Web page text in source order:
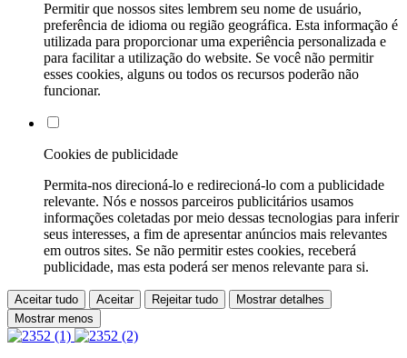
Permitir que nossos sites lembrem seu nome de usuário,
preferência de idioma ou região geográfica. Esta informação é
utilizada para proporcionar uma experiência personalizada e
para facilitar a utilização do website. Se você não permitir
esses cookies, alguns ou todos os recursos poderão não
funcionar.
Cookies de publicidade
Permita-nos direcioná-lo e redirecioná-lo com a publicidade
relevante. Nós e nossos parceiros publicitários usamos
informações coletadas por meio dessas tecnologias para inferir
seus interesses, a fim de apresentar anúncios mais relevantes
em outros sites. Se não permitir estes cookies, receberá
publicidade, mas esta poderá ser menos relevante para si.
Aceitar tudo Aceitar Rejeitar tudo
Mostrar detalhes
Mostrar menos